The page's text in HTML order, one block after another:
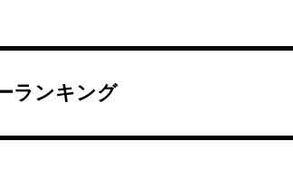
ランキング